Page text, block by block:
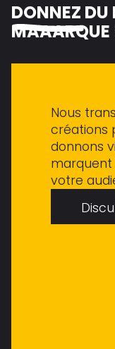
DONNEZ DU
MA RQUE
Nous
créations
donnons
votre